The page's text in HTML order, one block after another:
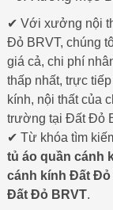
✔ Với xưởng nội
Đỏ BRVT, chúng
giá cả, chi phí
thấp nhất, trực
kính, nội thất của
trường tại Đất Đỏ
✔ Từ khóa tìm
tủ áo quần cánh
cánh kính Đất Đỏ
Đất Đỏ BRVT.